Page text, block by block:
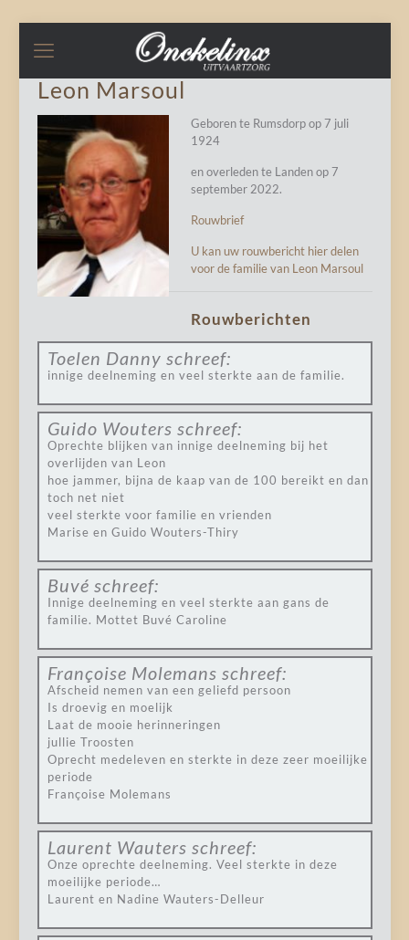
Leon Marsoul
Geboren te Rumsdorp op 7 juli
1924
en overleden te Landen op 7
september 2022.
Rouwbrief
U kan uw rouwbericht hier delen
voor de familie van Leon Marsoul
Rouwberichten
Toelen Danny schreef:
innige deelneming en veel sterkte aan de familie.
Guido Wouters schreef:
Oprechte blijken van innige deelneming bij het
overlijden van Leon
hoe jammer, bijna de kaap van de 100 bereikt en dan
toch net niet
veel sterkte voor familie en vrienden
Marise en Guido Wouters-Thiry
Buvé schreef:
Innige deelneming en veel sterkte aan gans de
familie. Mottet Buvé Caroline
Françoise Molemans schreef:
Afscheid nemen van een geliefd persoon
Is droevig en moelijk
Laat de mooie herinneringen
jullie Troosten
Oprecht medeleven en sterkte in deze zeer moeilijke
periode
Françoise Molemans
Laurent Wauters schreef:
Onze oprechte deelneming. Veel sterkte in deze
moeilijke periode…
Laurent en Nadine Wauters-Delleur